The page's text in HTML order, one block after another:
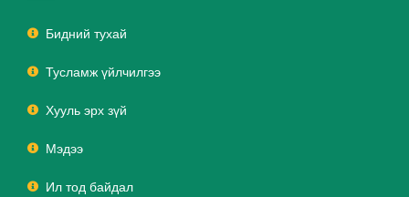
Бидний тухай
Тусламж үйлчилгээ
Хууль эрх зүй
Мэдээ
Ил тод байдал